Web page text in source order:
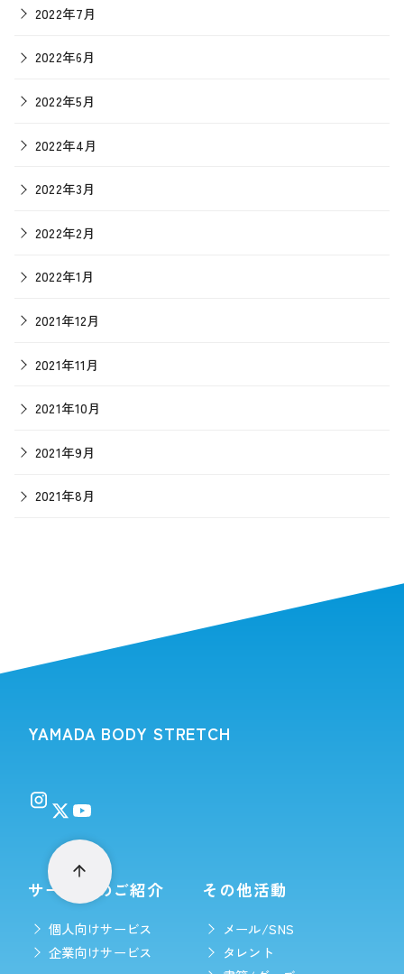
2022年7月
2022年6月
2022年5月
2022年4月
2022年3月
2022年2月
2022年1月
2021年12月
2021年11月
2021年10月
2021年9月
2021年8月
YAMADA BODY STRETCH
サービスのご紹介
個人向けサービス
企業向けサービス
その他活動
メール/SNS
タレント